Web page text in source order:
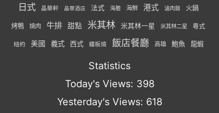
日式 晶華軒 晶華酒店 法式 海膽 海鮮 港式 滷肉飯 火鍋
烤鴨 燒肉 牛排 甜點 米其林 米其林一星 米其林二星 粵式
紐約 美國 義式 西式 鐵板燒 飯店餐廳 高雄 鮑魚 龍蝦
Statistics
Today's Views: 398
Yesterday's Views: 618